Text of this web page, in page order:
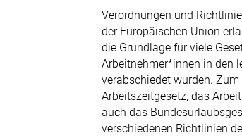
0211 9046-0
E-Mail senden
Newsletter
Verordnungen und
der Europäischen Union
die Grundlage für viele
Arbeitnehmer*innen in den
verabschiedet wurden.
Arbeitszeitgesetz, das
auch das
verschiedenen Richtlinien